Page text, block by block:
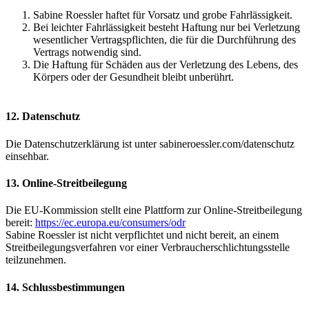
Sabine Roessler haftet für Vorsatz und grobe Fahrlässigkeit.
Bei leichter Fahrlässigkeit besteht Haftung nur bei Verletzung
wesentlicher Vertragspflichten, die für die Durchführung des
Vertrags notwendig sind.
Die Haftung für Schäden aus der Verletzung des Lebens, des
Körpers oder der Gesundheit bleibt unberührt.
12. Datenschutz
Die Datenschutzerklärung ist unter sabineroessler.com/datenschutz
einsehbar.
13. Online-Streitbeilegung
Die EU-Kommission stellt eine Plattform zur Online-Streitbeilegung
bereit: https://ec.europa.eu/consumers/odr
Sabine Roessler ist nicht verpflichtet und nicht bereit, an einem
Streitbeilegungsverfahren vor einer Verbraucherschlichtungsstelle
teilzunehmen.
14. Schlussbestimmungen